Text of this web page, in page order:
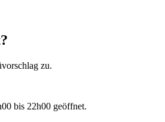
zu.
bis 22h00 geöffnet.